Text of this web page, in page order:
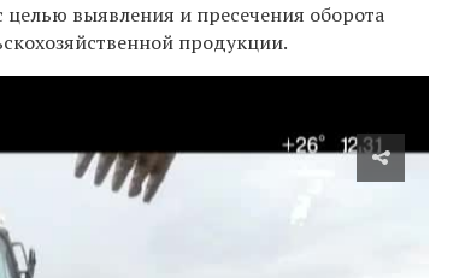
выявления и пресечения оборота
продукции.